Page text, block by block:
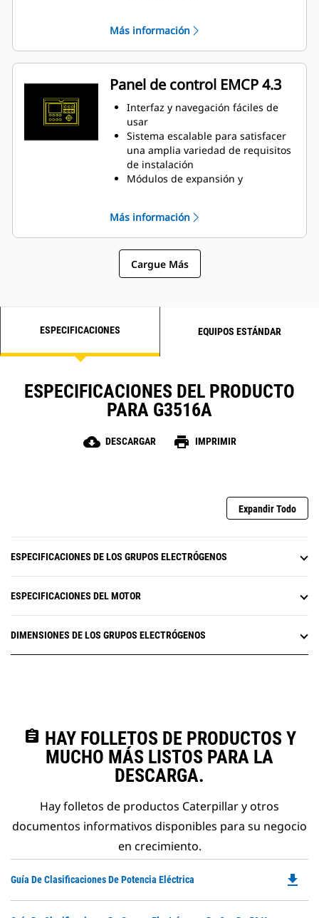
motor
Más información
Panel de control EMCP 4.3
Interfaz y navegación fáciles de
usar
Sistema escalable para satisfacer
una amplia variedad de requisitos
de instalación
Módulos de expansión y
especiales del cliente
Más información
Cargue Más
ESPECIFICACIONES EQUIPOS ESTÁNDAR
ESPECIFICACIONES DEL PRODUCTO
PARA G3516A
cloud_download DESCARGAR print IMPRIMIR
Expandir Todo
ESPECIFICACIONES DE LOS GRUPOS ELECTRÓGENOS
ESPECIFICACIONES DEL MOTOR
DIMENSIONES DE LOS GRUPOS ELECTRÓGENOS
assignment HAY FOLLETOS DE PRODUCTOS Y
MUCHO MÁS LISTOS PARA LA
DESCARGA.
Hay folletos de productos Caterpillar y otros
documentos informativos disponibles para su negocio
en crecimiento.
Guía De Clasificaciones De Potencia Eléctrica file_download